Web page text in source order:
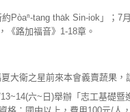
Pòaⁿ-tang tha̍k Sin-iok」；7
《路加福音》1-18章。
大衛之星前來本會義賣蔬果，
六~日)舉辦「志工基礎暨